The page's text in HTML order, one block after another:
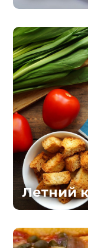
Летний